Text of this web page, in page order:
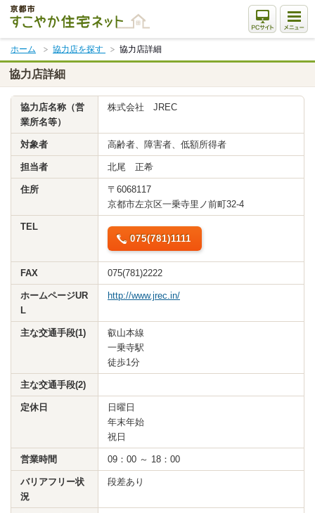
本
文
ま
で
ス
キ
ッ
ホーム 協力店を探す 協力店詳細
協力店詳細
協力店名称（営
業所名等）
株式会社 JREC
対象者 高齢者、障害者、低額所得者
担当者 北尾 正希
住所
〒6068117
京都市左京区一乗寺里ノ前町32-4
TEL
075(781)1111
FAX 075(781)2222
ホームページUR
L
http://www.jrec.in/
主な交通手段(1)
叡山本線
一乗寺駅
徒歩1分
主な交通手段(2)
定休日
日曜日
年末年始
祝日
営業時間 09：00 ～ 18：00
バリアフリー状
況
段差あり